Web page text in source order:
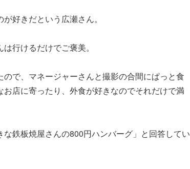
好きだという広瀬さん。
行けるだけでご褒美。
で、マネージャーさんと撮影の合間にぱっと食
店に寄ったり、外食が好きなのでそれだけで満
鉄板焼屋さんの800円ハンバーグ」と回答してい